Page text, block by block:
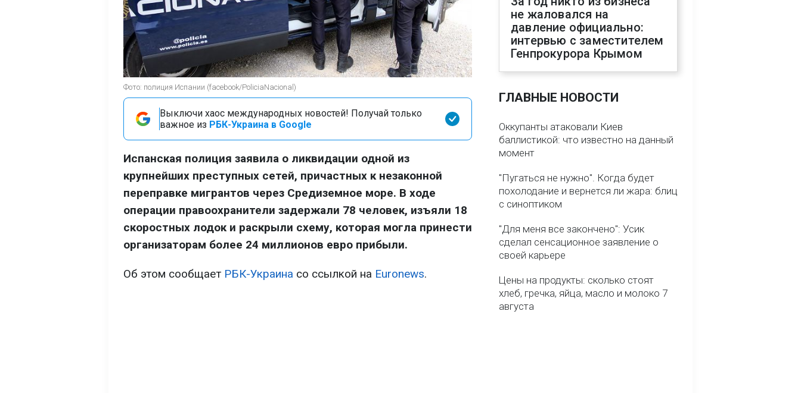
Фото: полиция Испании (facebook/PoliciaNacional)
Выключи хаос международных новостей! Получай только
важное из РБК-Украина в Google
Испанская полиция заявила о ликвидации одной из
крупнейших преступных сетей, причастных к незаконной
переправке мигрантов через Средиземное море. В ходе
операции правоохранители задержали 78 человек, изъяли 18
скоростных лодок и раскрыли схему, которая могла принести
организаторам более 24 миллионов евро прибыли.
Об этом сообщает РБК-Украина со ссылкой на Euronews.
не жаловался на
давление официально:
интервью с заместителем
Генпрокурора Крымом
ГЛАВНЫЕ НОВОСТИ
Оккупанты атаковали Киев
баллистикой: что известно на данный
момент
"Пугаться не нужно". Когда будет
похолодание и вернется ли жара: блиц
с синоптиком
"Для меня все закончено": Усик
сделал сенсационное заявление о
своей карьере
Цены на продукты: сколько стоят
хлеб, гречка, яйца, масло и молоко 7
августа